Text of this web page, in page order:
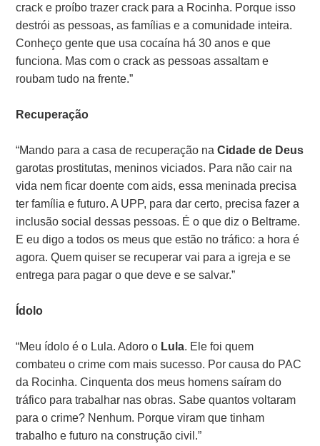
crack e proíbo trazer crack para a Rocinha. Porque isso
destrói as pessoas, as famílias e a comunidade inteira.
Conheço gente que usa cocaína há 30 anos e que
funciona. Mas com o crack as pessoas assaltam e
roubam tudo na frente.”
Recuperação
“Mando para a casa de recuperação naCidade de Deus
garotas prostitutas, meninos viciados. Para não cair na
vida nem ficar doente com aids, essa meninada precisa
ter família e futuro. A UPP, para dar certo, precisa fazer a
inclusão social dessas pessoas. É o que diz o Beltrame.
E eu digo a todos os meus que estão no tráfico: a hora é
agora. Quem quiser se recuperar vai para a igreja e se
entrega para pagar o que deve e se salvar.”
Ídolo
“Meu ídolo é o Lula. Adoro o Lula. Ele foi quem
combateu o crime com mais sucesso. Por causa do PAC
da Rocinha. Cinquenta dos meus homens saíram do
tráfico para trabalhar nas obras. Sabe quantos voltaram
para o crime? Nenhum. Porque viram que tinham
trabalho e futuro na construção civil.”